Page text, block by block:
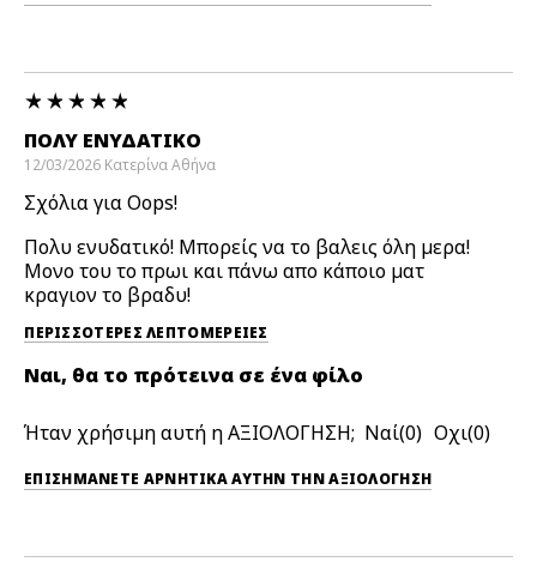
ΠΟΛΎ ΕΝΥΔΑΤΙΚΌ
12/03/2026 ΚατερίναΑθήνα
Σχόλια για Oops!
Πολυ ενυδατικό! Μπορείς να το βαλεις όλη μερα!
Μονο του το πρωι και πάνω απο κάποιο ματ
κραγιον το βραδυ!
ΠΕΡΙΣΣΌΤΕΡΕΣ ΛΕΠΤΟΜΈΡΕΙΕΣ
Ναι, θα το πρότεινα σε ένα φίλο
Ήταν χρήσιμη αυτή η ΑΞΙΟΛΟΓΗΣΗ; 0 0
ΕΠΙΣΗΜΆΝΕΤΕ ΑΡΝΗΤΙΚΆ ΑΥΤΉΝ ΤΗΝ ΑΞΙΟΛΟΓΗΣΗ